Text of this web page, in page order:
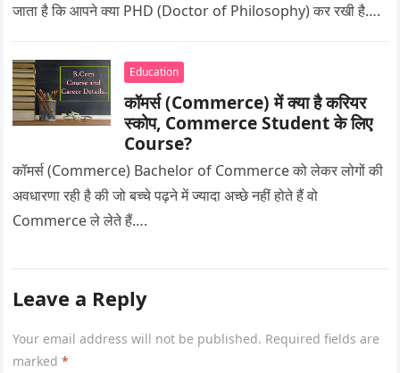
जाता है कि आपने क्या PHD (Doctor of Philosophy) कर रखी है….
Education
कॉमर्स (Commerce) में क्या है करियर
स्कोप, Commerce Student के लिए
Course?
कॉमर्स (Commerce) Bachelor of Commerce को लेकर लोगों की
अवधारणा रही है की जो बच्चे पढ़ने में ज्यादा अच्छे नहीं होते हैं वो
Commerce ले लेते हैं….
Leave a Reply
Your email address will not be published. Required fields are
marked*